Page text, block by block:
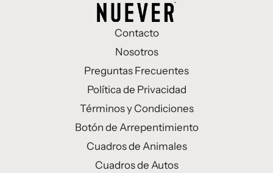
Contacto
Nosotros
Preguntas Frecuentes
Política de Privacidad
Términos y Condiciones
Botón de Arrepentimiento
Cuadros de Animales
Cuadros de Autos